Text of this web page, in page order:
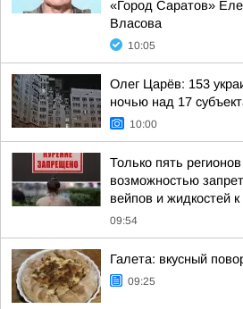
«Город Саратов»
Власова
10:05
Олег Царёв: 153
ночью над 17
10:00
Только пять
возможностью
вейпов и жидкостей
09:54
Галета: вкусный
09:25